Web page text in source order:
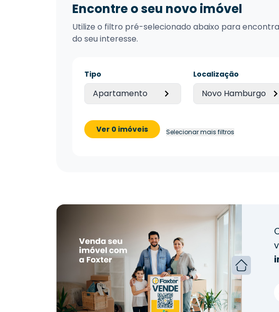
Encontre o seu novo imóvel
Utilize o filtro pré-selecionado abaixo para
do seu interesse.
Tipo
Apartamento
Localização
Novo Hamburgo
Ver 0 imóveis Selecionar mais filtros